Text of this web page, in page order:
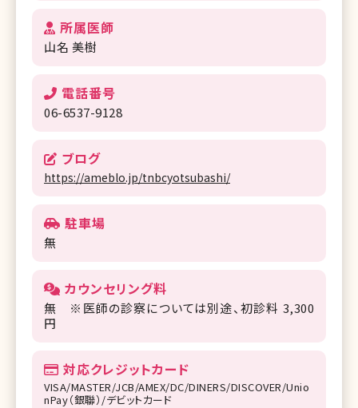
所属医師
山名 美樹
電話番号
06-6537-9128
ブログ
https://ameblo.jp/tnbcyotsubashi/
駐車場
無
カウンセリング料
無 ※医師の診察については別途、初診料 3,300
円
対応クレジットカード
VISA/MASTER/JCB/AMEX/DC/DINERS/DISCOVER/Unio
nPay（銀聯）/デビットカード